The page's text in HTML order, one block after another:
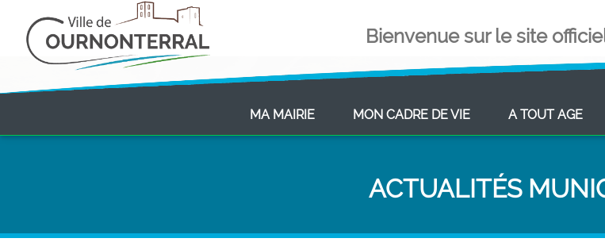
Bienvenue sur le site
MA MAIRIE(CURRENT)MON CADRE DE VIE(CURRENT)A TOUT AGE
ACTUALITÉS